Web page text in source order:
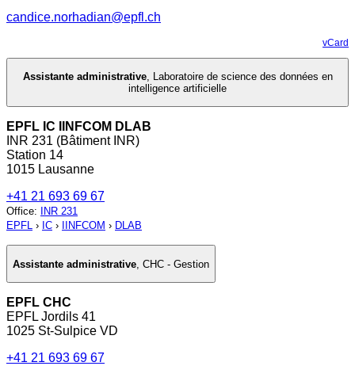
candice.norhadian@epfl.ch
vCard
Assistante administrative, Laboratoire de science des données en
intelligence artificielle
EPFL IC IINFCOM DLAB
INR 231 (Bâtiment INR)
Station 14
1015 Lausanne
+41 21 693 69 67
Office:
INR 231
EPFL › IC › IINFCOM › DLAB
Assistante administrative CHC - Gestion
EPFL CHC
EPFL Jordils 41
1025 St-Sulpice VD
+41 21 693 69 67